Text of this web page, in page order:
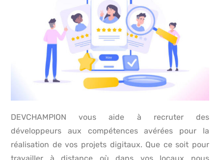
DEVCHAMPION vous aide à recruter des
développeurs aux compétences avérées pour la
réalisation de vos projets digitaux. Que ce soit pour